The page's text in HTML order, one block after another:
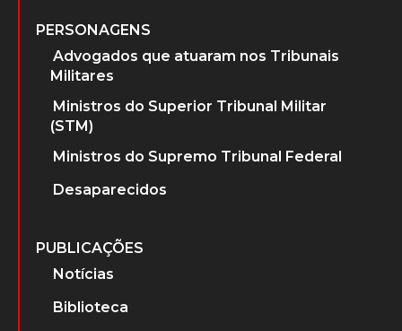
PERSONAGENS
Advogados que atuaram nos Tribunais
Militares
Ministros do Superior Tribunal Militar
(STM)
Ministros do Supremo Tribunal Federal
Desaparecidos
PUBLICAÇÕES
Notícias
Biblioteca